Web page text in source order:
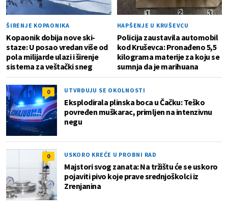
ŠIRENJE KOPAONIKA
Kopaonik dobija nove ski-
staze: U posao vredan više od
pola milijarde ulazi i širenje
sistema za veštački sneg
HAPŠENJE U KRUŠEVCU
Policija zaustavila automobil
kod Kruševca: Pronađeno 5,5
kilograma materije za koju se
sumnja da je marihuana
0 UTVRĐUJU SE OKOLNOSTI
Eksplodirala plinska boca u Čačku: Teško
povređen muškarac, primljen na intenzivnu
negu
0 USKORO KREĆE U PROBNI RAD
Majstori svog zanata: Na tržištu će se uskoro
pojaviti pivo koje prave srednjoškolci iz
Zrenjanina